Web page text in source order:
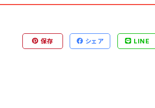
保存 シェア LINE